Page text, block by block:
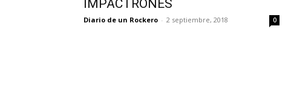
IMPACTRONES
Diario de un Rockero - 2 septiembre, 2018 0